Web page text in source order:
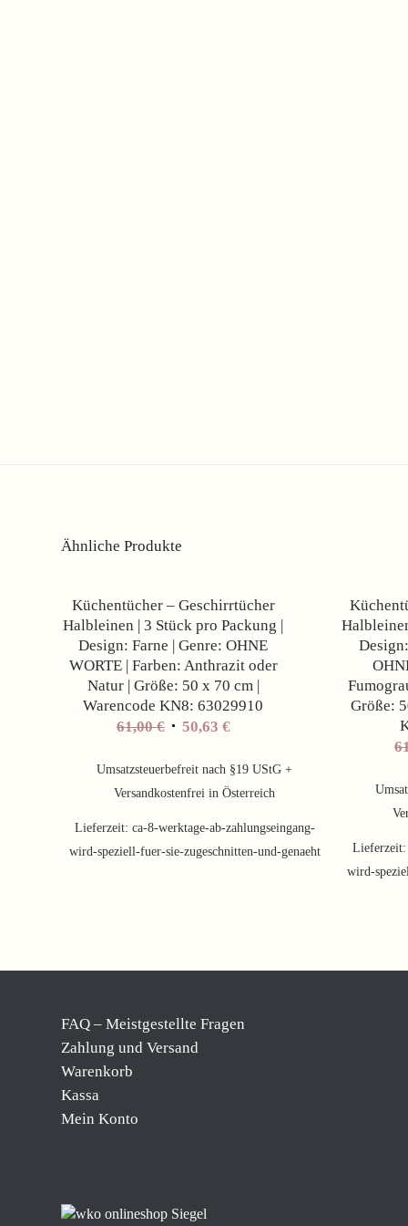
Ähnliche Produkte
Küchentücher – Geschirrtücher
Halbleinen | 3 Stück pro Packung |
Design: Farne | Genre: OHNE
WORTE | Farben: Anthrazit oder
Natur | Größe: 50 x 70 cm |
Warencode KN8: 63029910
61,00€ 50,63 €
Umsatzsteuerbefreit nach §19 UStG +
Versandkostenfrei in Österreich
Lieferzeit: ca-8-werktage-ab-zahlungseingang-
wird-speziell-fuer-sie-zugeschnitten-und-genaeht
Größe:
wird-
FAQ – Meistgestellte Fragen
Zahlung und Versand
Warenkorb
Kassa
Mein Konto